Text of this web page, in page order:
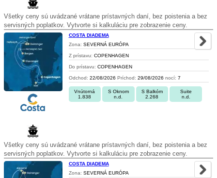
Všetky ceny sú uvádzané vrátane prístavných daní, bez poistenia a bez
servisných poplatkov. Vytvorte si kalkuláciu pre zobrazenie ceny.
COSTA DIADEMA
Zona: SEVERNÁ EURÓPA
Z prístavu: COPENHAGEN
Do prístavu: COPENHAGEN
Odchod: 22/08/2026 Príchod: 29/08/2026 nocí: 7
Vnútorná
1.838
S Oknom
n.d.
S Balkóm
2.268
Suite
n.d.
Všetky ceny sú uvádzané vrátane prístavných daní, bez poistenia a bez
servisných poplatkov. Vytvorte si kalkuláciu pre zobrazenie ceny.
COSTA DIADEMA
Zona: SEVERNÁ EURÓPA